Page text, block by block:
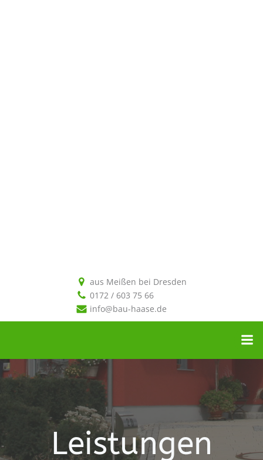
aus Meißen bei Dresden
0172 / 603 75 66
info@bau-haase.de
Leistungen